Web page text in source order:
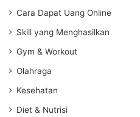
Cara Dapat Uang Online
Skill yang Menghasilkan
Gym & Workout
Olahraga
Kesehatan
Diet & Nutrisi